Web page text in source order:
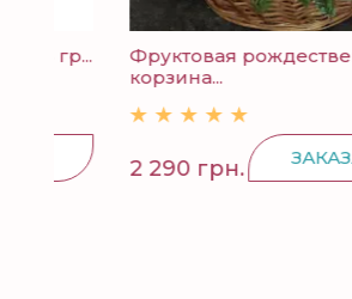
Фруктовая рождественская
корзина...
2 290 грн. ЗАКАЗАТЬ